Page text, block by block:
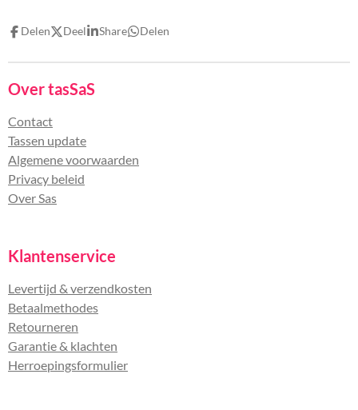
Delen Deel Share Delen
Over tasSaS
Contact
Tassen update
Algemene voorwaarden
Privacy beleid
Over Sas
Klantenservice
Levertijd & verzendkosten
Betaalmethodes
Retourneren
Garantie & klachten
Herroepingsformulier